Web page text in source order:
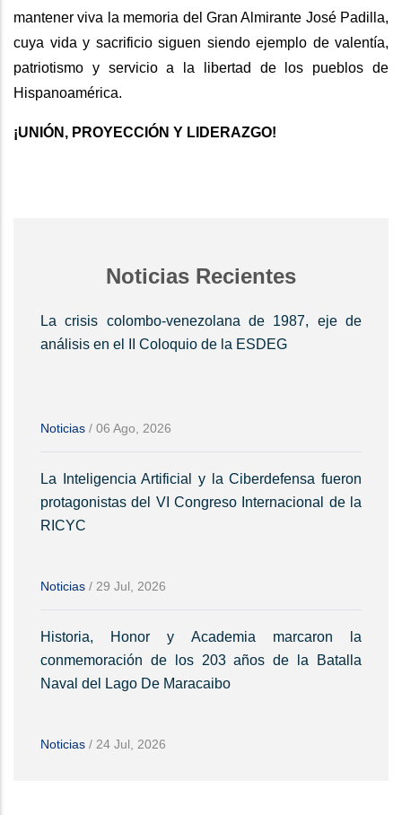
mantener viva la memoria del Gran Almirante José Padilla,
cuya vida y sacrificio siguen siendo ejemplo de valentía,
patriotismo y servicio a la libertad de los pueblos de
Hispanoamérica.
¡UNIÓN, PROYECCIÓN Y LIDERAZGO!
Noticias Recientes
La crisis colombo-venezolana de 1987, eje de
análisis en el II Coloquio de la ESDEG
Noticias / 06 Ago, 2026
La Inteligencia Artificial y la Ciberdefensa fueron
protagonistas del VI Congreso Internacional de la
RICYC
Noticias / 29 Jul, 2026
Historia, Honor y Academia marcaron la
conmemoración de los 203 años de la Batalla
Naval del Lago De Maracaibo
Noticias / 24 Jul, 2026